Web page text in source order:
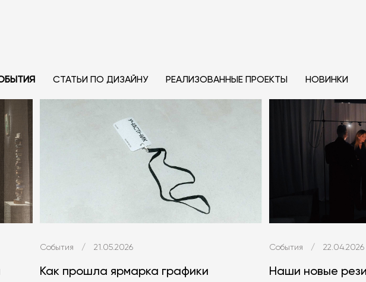
СТАТЬИ ПО ДИЗАЙНУ РЕАЛИЗОВАННЫЕ ПРОЕКТЫ НОВИНКИ
События / 21.05.2026
Как прошла ярмарка графики
События / 22.04.2026
Наши новые